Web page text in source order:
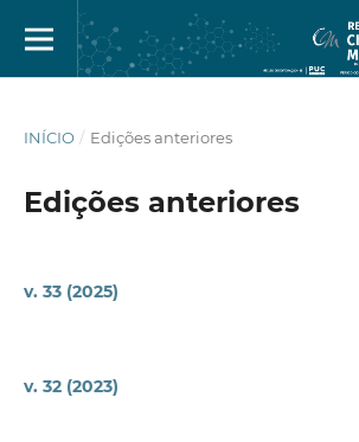
INÍCIO / Edições anteriores
Edições anteriores
v. 33 (2025)
v. 32 (2023)